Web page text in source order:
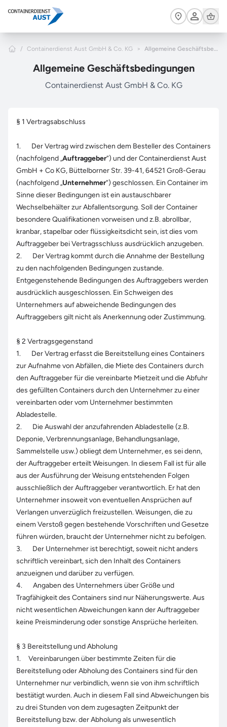
Zum Hauptinhalt springen
Cart
/ Containerdienst Aust GmbH & Co. KG > Allgemeine Geschäftsbedingungen
Allgemeine Geschäftsbedingungen
Containerdienst Aust GmbH & Co. KG
§ 1 Vertragsabschluss
1. Der Vertrag wird zwischen dem Besteller des Containers
(nachfolgend „Auftraggeber“) und der Containerdienst Aust
GmbH + Co KG, Büttelborner Str. 39-41, 64521 Groß-Gerau
(nachfolgend „Unternehmer“) geschlossen. Ein Container im
Sinne dieser Bedingungen ist ein austauschbarer
Wechselbehälter zur Abfallentsorgung. Soll der Container
besondere Qualifikationen vorweisen und z.B. abrollbar,
kranbar, stapelbar oder flüssigkeitsdicht sein, ist dies vom
Auftraggeber bei Vertragsschluss ausdrücklich anzugeben.
2. Der Vertrag kommt durch die Annahme der Bestellung
zu den nachfolgenden Bedingungen zustande.
Entgegenstehende Bedingungen des Auftraggebers werden
ausdrücklich ausgeschlossen. Ein Schweigen des
Unternehmers auf abweichende Bedingungen des
Auftraggebers gilt nicht als Anerkennung oder Zustimmung.
§ 2 Vertragsgegenstand
1. Der Vertrag erfasst die Bereitstellung eines Containers
zur Aufnahme von Abfällen, die Miete des Containers durch
den Auftraggeber für die vereinbarte Mietzeit und die Abfuhr
des gefüllten Containers durch den Unternehmer zu einer
vereinbarten oder vom Unternehmer bestimmten
Abladestelle.
2. Die Auswahl der anzufahrenden Abladestelle (z.B.
Deponie, Verbrennungsanlage, Behandlungsanlage,
Sammelstelle usw.) obliegt dem Unternehmer, es sei denn,
der Auftraggeber erteilt Weisungen. In diesem Fall ist für alle
aus der Ausführung der Weisung entstehenden Folgen
ausschließlich der Auftraggeber verantwortlich. Er hat den
Unternehmer insoweit von eventuellen Ansprüchen auf
Verlangen unverzüglich freizustellen. Weisungen, die zu
einem Verstoß gegen bestehende Vorschriften und Gesetze
führen würden, braucht der Unternehmer nicht zu befolgen.
3. Der Unternehmer ist berechtigt, soweit nicht anders
schriftlich vereinbart, sich den Inhalt des Containers
anzueignen und darüber zu verfügen.
4. Angaben des Unternehmers über Größe und
Tragfähigkeit des Containers sind nur Näherungswerte. Aus
nicht wesentlichen Abweichungen kann der Auftraggeber
keine Preisminderung oder sonstige Ansprüche herleiten.
§ 3 Bereitstellung und Abholung
1. Vereinbarungen über bestimmte Zeiten für die
Bereitstellung oder Abholung des Containers sind für den
Unternehmer nur verbindlich, wenn sie von ihm schriftlich
bestätigt wurden. Auch in diesem Fall sind Abweichungen bis
zu drei Stunden von dem zugesagten Zeitpunkt der
Bereitstellung bzw. der Abholung als unwesentlich